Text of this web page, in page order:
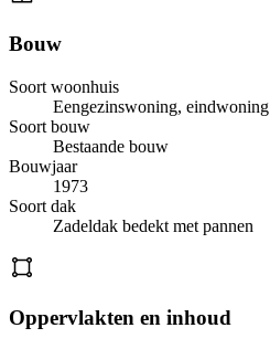
Bouw
Soort woonhuis
Eengezinswoning, eindwoning
Soort bouw
Bestaande bouw
Bouwjaar
1973
Soort dak
Zadeldak bedekt met pannen
Oppervlakten en inhoud